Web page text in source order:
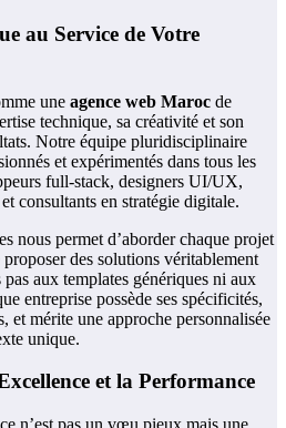
au Service de Votre
une agence web Maroc de
technique, sa créativité et son
Notre équipe pluridisciplinaire
et expérimentés dans tous les
full-stack, designers UI/UX,
consultants en stratégie digitale.
nous permet d’aborder chaque projet
des solutions véritablement
aux templates génériques ni aux
entreprise possède ses spécificités,
et mérite une approche personnalisée
unique.
et la Performance
n’est pas un vœu pieux mais une